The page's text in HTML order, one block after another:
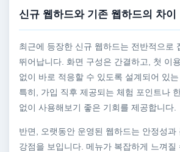
신규 웹하드와 기존 웹하드의 차이
최근에 등장한 신규 웹하드는 전반적으로
뛰어납니다. 화면 구성은 간결하고, 첫 이
없이 바로 적응할 수 있도록 설계되어 있
특히, 가입 직후 제공되는 체험 포인트나
없이 사용해보기 좋은 기회를 제공합니다.
반면, 오랫동안 운영된 웹하드는 안정성과
강점을 보입니다. 메뉴가 복잡하게 느껴질